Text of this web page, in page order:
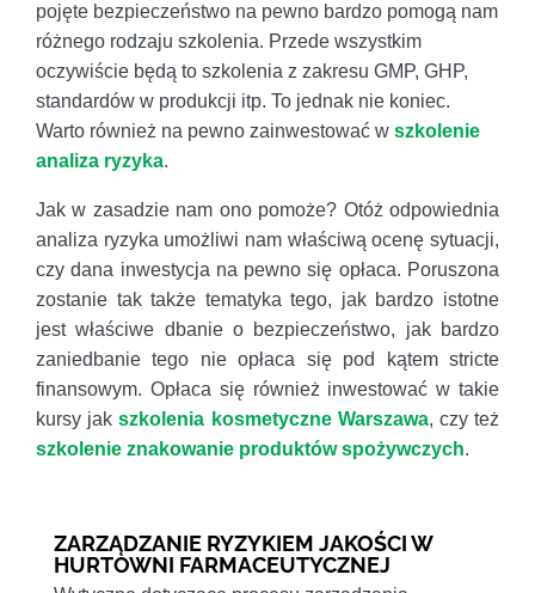
pojęte bezpieczeństwo na pewno bardzo pomogą nam
różnego rodzaju szkolenia. Przede wszystkim
oczywiście będą to szkolenia z zakresu GMP, GHP,
standardów w produkcji itp. To jednak nie koniec.
Warto również na pewno zainwestować w szkolenie
analiza ryzyka.
Jak w zasadzie nam ono pomoże? Otóż odpowiednia
analiza ryzyka umożliwi nam właściwą ocenę sytuacji,
czy dana inwestycja na pewno się opłaca. Poruszona
zostanie tak także tematyka tego, jak bardzo istotne
jest właściwe dbanie o bezpieczeństwo, jak bardzo
zaniedbanie tego nie opłaca się pod kątem stricte
finansowym. Opłaca się również inwestować w takie
kursy jakszkolenia kosmetyczne Warszawa, czy też
szkolenie znakowanie produktów spożywczych.
ZARZĄDZANIE RYZYKIEM JAKOŚCI W
HURTOWNI FARMACEUTYCZNEJ